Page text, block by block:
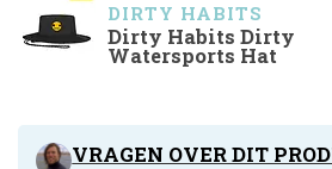
DIRTY HABITS
Dirty Habits Dirty
Watersports Hat
VRAGEN OVER DIT